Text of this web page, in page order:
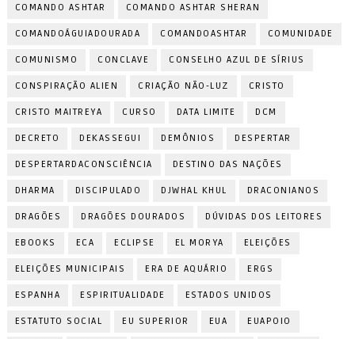
COMANDO ASHTAR COMANDO ASHTAR SHERAN
COMANDOÁGUIADOURADA COMANDOASHTAR COMUNIDADE
COMUNISMO CONCLAVE CONSELHO AZUL DE SÍRIUS
CONSPIRAÇÃO ALIEN CRIAÇÃO NÃO-LUZ CRISTO
CRISTO MAITREYA CURSO DATA LIMITE DCM
DECRETO DEKASSEGUI DEMÔNIOS DESPERTAR
DESPERTARDACONSCIÊNCIA DESTINO DAS NAÇÕES
DHARMA DISCIPULADO DJWHAL KHUL DRACONIANOS
DRAGÕES DRAGÕES DOURADOS DÚVIDAS DOS LEITORES
EBOOKS ECA ECLIPSE EL MORYA ELEIÇÕES
ELEIÇÕES MUNICIPAIS ERA DE AQUÁRIO ERGS
ESPANHA ESPIRITUALIDADE ESTADOS UNIDOS
ESTATUTO SOCIAL EU SUPERIOR EUA EUAPOIO